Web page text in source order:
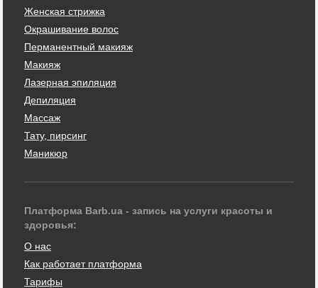
Женская стрижка
Окрашивание волос
Перманентный макияж
Макияж
Лазерная эпиляция
Депиляция
Массаж
Тату, пирсинг
Маникюр
Платформа Barb.ua - запись на услуги красоты и
здоровья:
О нас
Как работает платформа
Тарифы